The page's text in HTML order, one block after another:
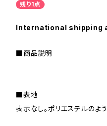
残り1点
International shipping
■商品説明
■表地
表示なし。ポリエステルのよ